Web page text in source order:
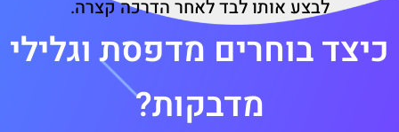
לבצע אותו לבד לאחר הדרכה קצרה.
כיצד בוחרים מדפסת וגלילי
מדבקות?